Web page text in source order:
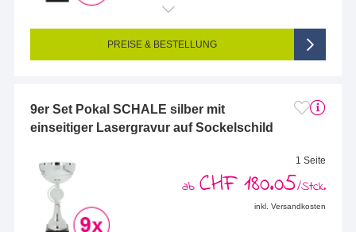
Endformat (bedruckte Fläche): 68 x 25 mm
Seitigkeit: 1-seitig (Vorderseite graviert, Rückseite nicht graviert)
Einseitig graviert
PREISE & BESTELLUNG
9er Set Pokal SCHALE silber mit
einseitiger Lasergravur auf Sockelschild
1 Seite
ab CHF 180.05/Stck.
inkl. Versandkosten